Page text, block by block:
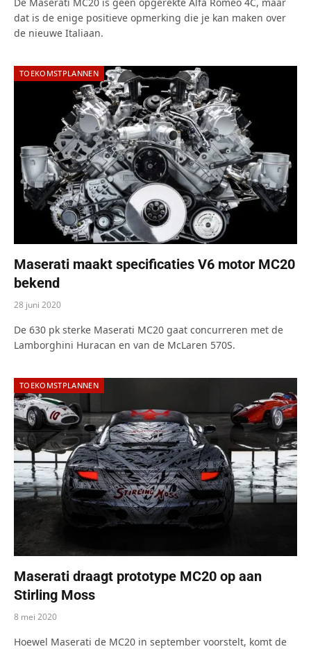
dat is de enige positieve opmerking die je kan maken over
de nieuwe Italiaan.
TOEKOMSTPLANNEN
Maserati maakt specificaties V6 motor MC20
bekend
28 juni 2020
De 630 pk sterke Maserati MC20 gaat concurreren met de
Lamborghini Huracan en van de McLaren 570S.
TOEKOMSTPLANNEN
Maserati draagt prototype MC20 op aan
Stirling Moss
8 mei 2020
Hoewel Maserati de MC20 in september voorstelt, komt de